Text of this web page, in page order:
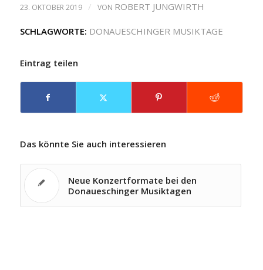
23. OKTOBER 2019 / VON ROBERT JUNGWIRTH
SCHLAGWORTE: DONAUESCHINGER MUSIKTAGE
Eintrag teilen
Das könnte Sie auch interessieren
Neue Konzertformate bei den
Donaueschinger Musiktagen